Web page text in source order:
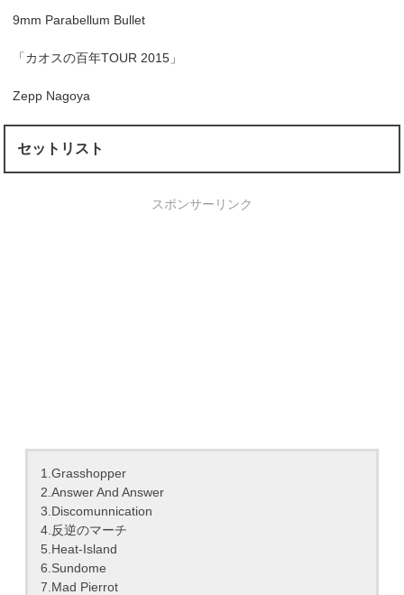
9mm Parabellum Bullet
「カオスの百年TOUR 2015」
Zepp Nagoya
セットリスト
スポンサーリンク
1.Grasshopper
2.Answer And Answer
3.Discomunnication
4.反逆のマーチ
5.Heat-Island
6.Sundome
7.Mad Pierrot